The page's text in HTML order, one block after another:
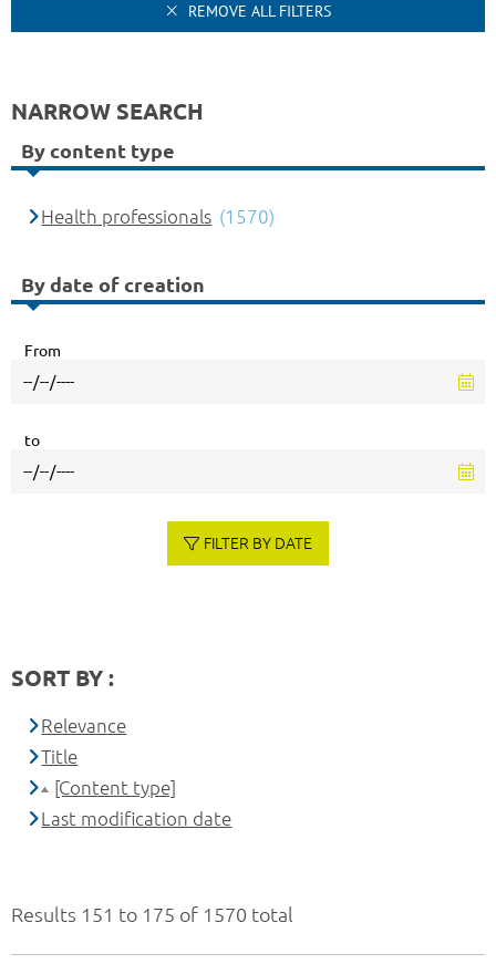
Results 151 to 175 of 1570 total
REMOVE ALL FILTERS
NARROW SEARCH
By content type
Health professionals (1570)
By date of creation
From
to
FILTER BY DATE
SORT BY :
Relevance
Title
[Content type]
Last modification date